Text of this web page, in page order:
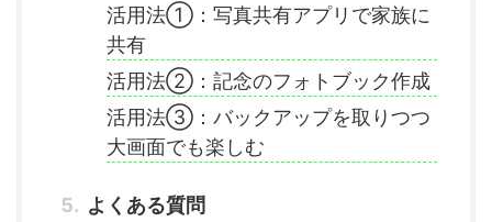
活用法①：写真共有アプリで家族に
共有
活用法②：記念のフォトブック作成
活用法③：バックアップを取りつつ
大画面でも楽しむ
よくある質問